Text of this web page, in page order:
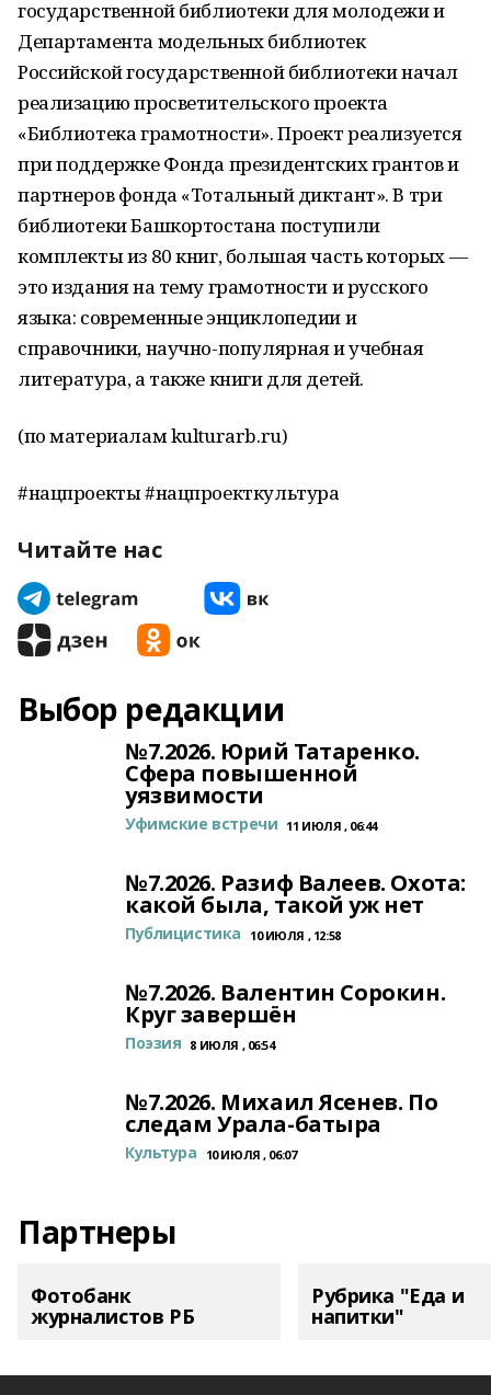
государственной библиотеки для молодежи и
Департамента модельных библиотек
Российской государственной библиотеки начал
реализацию просветительского проекта
«Библиотека грамотности». Проект реализуется
при поддержке Фонда президентских грантов и
партнеров фонда «Тотальный диктант». В три
библиотеки Башкортостана поступили
комплекты из 80 книг, большая часть которых —
это издания на тему грамотности и русского
языка: современные энциклопедии и
справочники, научно-популярная и учебная
литература, а также книги для детей.
(по материалам kulturarb.ru)
#нацпроекты #нацпроекткультура
Читайте нас
Выбор редакции
№7.2026. Юрий Татаренко.
Сфера повышенной
уязвимости
Уфимские встречи 11 ИЮЛЯ , 06:44
№7.2026. Разиф Валеев. Охота:
какой была, такой уж нет
Публицистика 10 ИЮЛЯ , 12:58
№7.2026. Валентин Сорокин.
Круг завершён
Поэзия 8 ИЮЛЯ , 06:54
№7.2026. Михаил Ясенев. По
следам Урала-батыра
Культура 10 ИЮЛЯ , 06:07
Партнеры
Фотобанк
журналистов РБ
Рубрика "Еда и
напитки"